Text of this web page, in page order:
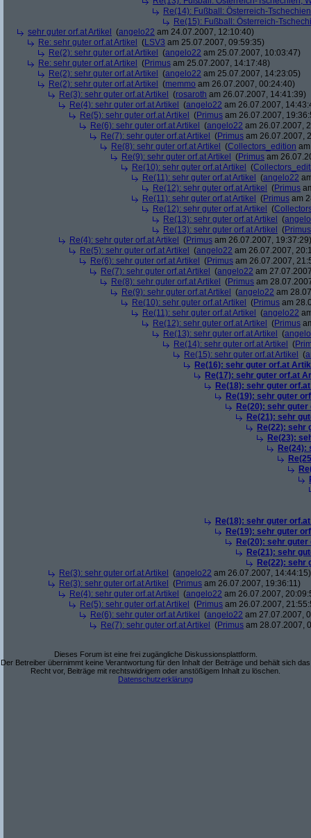
Re(14): Fußball: Österreich-
Re(15): Fußball: Österreich-
sehr guter orf.at Artikel
(angelo22 am 24.07.2007, 12:10:40)
Re: sehr guter orf.at Artikel
(LSV3 am 25.07.2007, 09:59:35)
Re(2): sehr guter orf.at Artikel
(angelo22 am 25.07.2007, 10:03:47)
Re: sehr guter orf.at Artikel
(Primus am 25.07.2007, 14:17:48)
Re(2): sehr guter orf.at Artikel
(angelo22 am 25.07.2007, 14:23:05)
Re(2): sehr guter orf.at Artikel
(memmo am 26.07.2007, 00:24:40)
Re(3): sehr guter orf.at Artikel
(rosaroth am 26.07.2007, 14:41:39)
Re(4): sehr guter orf.at Artikel
(angelo22 am 26.07.2007,
Re(5): sehr guter orf.at Artikel
(Primus am 26.07.2007,
Re(6): sehr guter orf.at Artikel
(angelo22 am 26.07.2007,
Re(7): sehr guter orf.at Artikel
(Primus am 26.07.2007,
Re(8): sehr guter orf.at Artikel
(Collectors_edition
Re(9): sehr guter orf.at Artikel
(Primus am
Re(10): sehr guter orf.at Artikel
(
Re(11): sehr guter orf.at Artikel
(angelo22
Re(12): sehr guter orf.at Artikel
(Primus
Re(11): sehr guter orf.at Artikel
(Primus am
Re(12): sehr guter orf.at Artikel
(
Re(13): sehr guter orf.at Artikel
(
Re(13): sehr guter orf.at Artikel
(Primus
Re(4): sehr guter orf.at Artikel
(Primus am 26.07.2007, 19:37:29)
Re(5): sehr guter orf.at Artikel
(angelo22 am 26.07.2007,
Re(6): sehr guter orf.at Artikel
(Primus am 26.07.2007,
Re(7): sehr guter orf.at Artikel
(angelo22 am
Re(8): sehr guter orf.at Artikel
(Primus am
Re(9): sehr guter orf.at Artikel
(angelo22 am
Re(10): sehr guter orf.at Artikel
(Primus am
Re(11): sehr guter orf.at Artikel
(angelo22
Re(12): sehr guter orf.at Artikel
(Primus
Re(13): sehr guter orf.at Artikel
(
Re(14): sehr guter orf.at Artikel
(
Re(15): sehr guter orf.at Artikel
(
Re(16): sehr guter orf.at
Re(17): sehr guter orf.at
Re(18): sehr guter
Re(19): sehr guter
Re(20): sehr
Re(21): sehr
Re(22): sehr
Re(23):
Re(24):
Re(18): sehr guter
Re(19): sehr guter
Re(20): sehr
Re(21): sehr
Re(22): sehr
Re(3): sehr guter orf.at Artikel
(angelo22 am 26.07.2007, 14:44:15)
Re(3): sehr guter orf.at Artikel
(Primus am 26.07.2007, 19:36:11)
Re(4): sehr guter orf.at Artikel
(angelo22 am 26.07.2007,
Re(5): sehr guter orf.at Artikel
(Primus am 26.07.2007,
Re(6): sehr guter orf.at Artikel
(angelo22 am 27.07.2007,
Re(7): sehr guter orf.at Artikel
(Primus am 28.07.2007,
Dieses Forum ist eine frei zugängliche Diskussionsplattform.
Der Betreiber übernimmt keine Verantwortung für den Inhalt der Beiträge und behält sich das
Recht vor, Beiträge mit rechtswidrigem oder anstößigem Inhalt zu löschen.
Datenschutzerklärung